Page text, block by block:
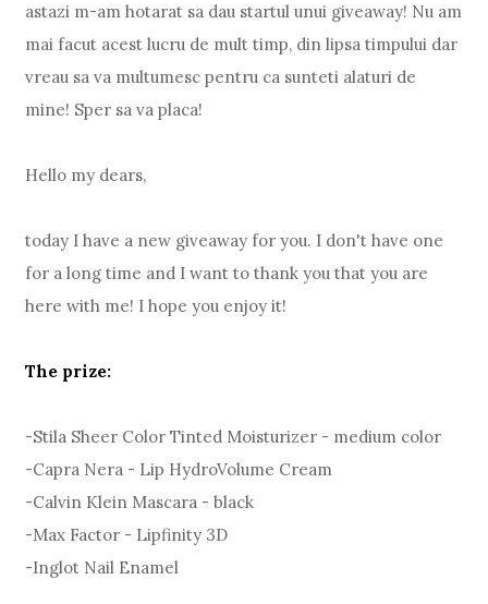
astazi m-am hotarat sa dau startul unui giveaway! Nu am
mai facut acest lucru de mult timp, din lipsa timpului dar
vreau sa va multumesc pentru ca sunteti alaturi de
mine! Sper sa va placa!
Hello my dears,
today I have a new giveaway for you. I don't have one
for a long time and I want to thank you that you are
here with me! I hope you enjoy it!
The prize:
-Stila Sheer Color Tinted Moisturizer - medium color
-Capra Nera - Lip HydroVolume Cream
-Calvin Klein Mascara - black
-Max Factor - Lipfinity 3D
-Inglot Nail Enamel